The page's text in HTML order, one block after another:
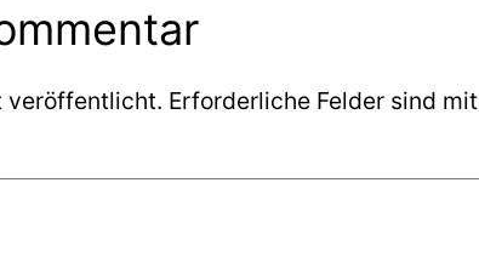
veröffentlicht. Erforderliche Felder sind mit